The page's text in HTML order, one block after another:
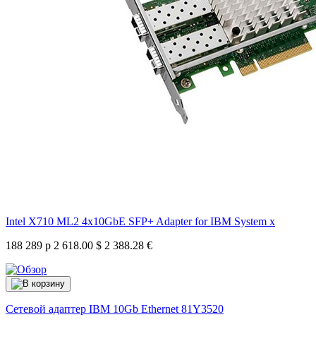
Intel X710 ML2 4x10GbE SFP+ Adapter for IBM System x
188 289 р 2 618.00 $ 2 388.28 €
Сетевой адаптер IBM 10Gb Ethernet 81Y3520